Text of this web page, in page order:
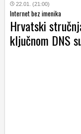
22.01. (21:00)
Internet bez imenika
Hrvatski
ključnom DNS